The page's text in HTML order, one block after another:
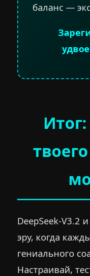
баланс —
DeepSeek-V3.2
эру, когда
гениального
Настраивай,